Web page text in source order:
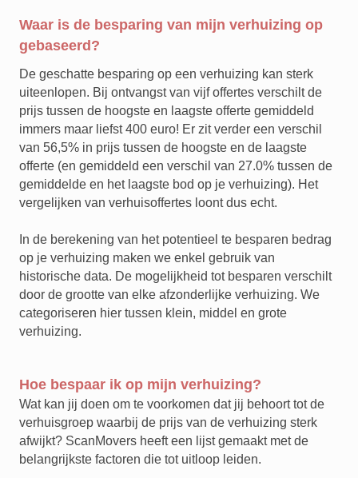
Waar is de besparing van mijn verhuizing op
gebaseerd?
De geschatte besparing op een verhuizing kan sterk
uiteenlopen. Bij ontvangst van vijf offertes verschilt de
prijs tussen de hoogste en laagste offerte gemiddeld
immers maar liefst 400 euro! Er zit verder een verschil
van 56,5% in prijs tussen de hoogste en de laagste
offerte (en gemiddeld een verschil van 27.0% tussen de
gemiddelde en het laagste bod op je verhuizing). Het
vergelijken van verhuisoffertes loont dus echt.
In de berekening van het potentieel te besparen bedrag
op je verhuizing maken we enkel gebruik van
historische data. De mogelijkheid tot besparen verschilt
door de grootte van elke afzonderlijke verhuizing. We
categoriseren hier tussen klein, middel en grote
verhuizing.
Hoe bespaar ik op mijn verhuizing?
Wat kan jij doen om te voorkomen dat jij behoort tot de
verhuisgroep waarbij de prijs van de verhuizing sterk
afwijkt? ScanMovers heeft een lijst gemaakt met de
belangrijkste factoren die tot uitloop leiden.